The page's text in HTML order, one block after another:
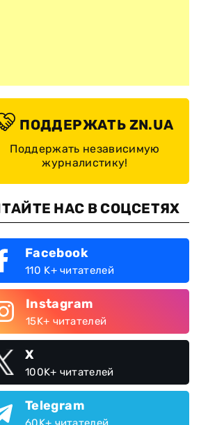
belivefest/
ПОДДЕРЖАТЬ ZN.UA
Поддержать независимую
журналистику!
НАС В СОЦСЕТЯХ
Facebook
110 K+ читателей
Instagram
15K+ читателей
X
100K+ читателей
Telegram